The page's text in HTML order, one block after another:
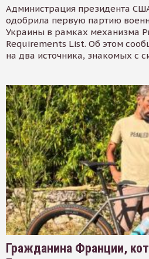
Администрация президента
одобрила первую партию
Украины в рамках механизма
Requirements List. Об этом
на два источника, знакомых с
Гражданина Франции,